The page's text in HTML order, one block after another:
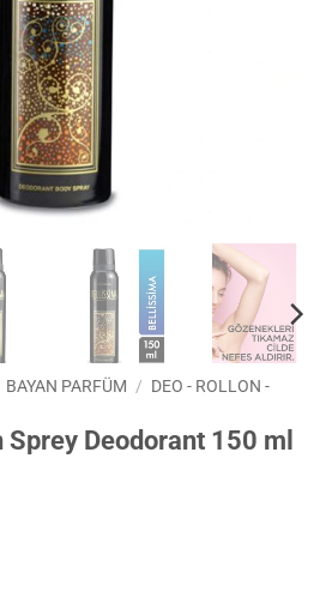
BAYAN PARFÜM / DEO - ROLLON -
Deodorant 150 ml